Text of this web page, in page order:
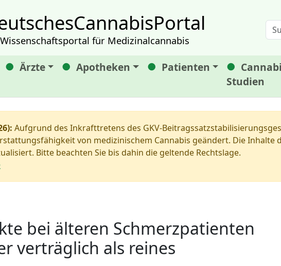
Wissenschaftsportal für Medizinalcannabis
Ärzte Apotheken Patienten
Studien
Aufgrund des Inkrafttretens des GKV-
von medizinischem Cannabis geändert. Die Inhalte
Bitte beachten Sie bis dahin die geltende Rechtslage.
bei älteren Schmerzpatienten
verträglich als reines